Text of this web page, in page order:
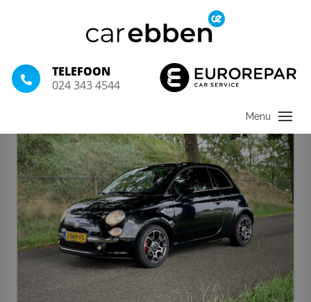
TELEFOON
024 343 4544
21 juli 2020